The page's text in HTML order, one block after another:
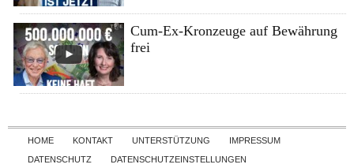
Cum-Ex-Kronzeuge auf Bewährung
frei
Skip to content
HOME KONTAKT UNTERSTÜTZUNG
IMPRESSUM
DATENSCHUTZ
DATENSCHUTZEINSTELLUNGEN